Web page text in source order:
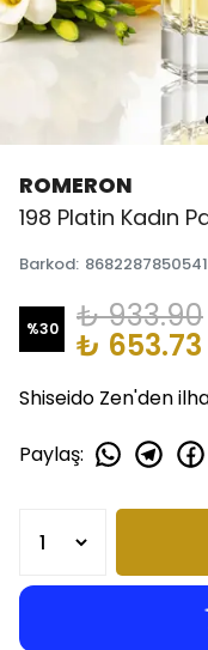
ROMERON
198 Platin Kadın
Barkod: 8682287850541
%30 ₺ 933.90
₺ 653.73
Shiseido Zen'den
Paylaş: